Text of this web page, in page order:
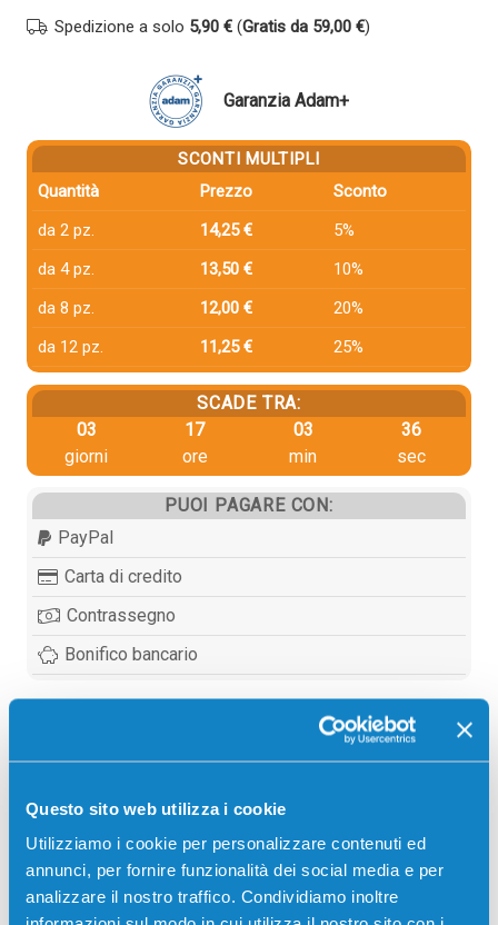
Questo sito web utilizza i cookie
Utilizziamo i cookie per personalizzare contenuti ed
annunci, per fornire funzionalità dei social media e per
analizzare il nostro traffico. Condividiamo inoltre
quantità
Spedizione a solo 5,90 € (Gratis da 59,00 €)
Garanzia Adam+
SCONTI MULTIPLI
Quantità
Prezzo
Sconto
da 2 pz.
14,25 €
5%
da 4 pz.
13,50 €
10%
da 8 pz.
12,00 €
20%
da 12 pz.
11,25 € 25%
SCADE TRA:
03
giorni
17
ore
03
min
36
sec
PUOI PAGARE CON:
PayPal
Carta di credito
Contrassegno
Bonifico bancario
Descrizione
pagine per Stampanti: Utax CD 1028, Utax CD 1128,
Utax LP 3128, Utax LP 3228, Utax LP 3230